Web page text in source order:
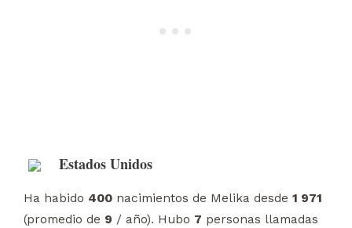
Estados Unidos
Ha habido 400 nacimientos de Melika desde 1 971
(promedio de 9 / año). Hubo 7 personas llamadas